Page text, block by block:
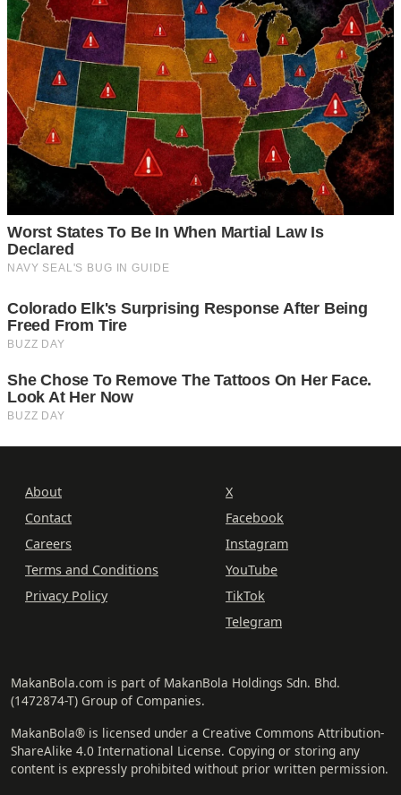
About
Contact
Careers
Terms and Conditions
Privacy Policy
X
Facebook
Instagram
YouTube
TikTok
Telegram
MakanBola.com is part of MakanBola Holdings Sdn. Bhd.
(1472874-T) Group of Companies.
MakanBola® is licensed under a Creative Commons Attribution-
ShareAlike 4.0 International License. Copying or storing any
content is expressly prohibited without prior written permission.